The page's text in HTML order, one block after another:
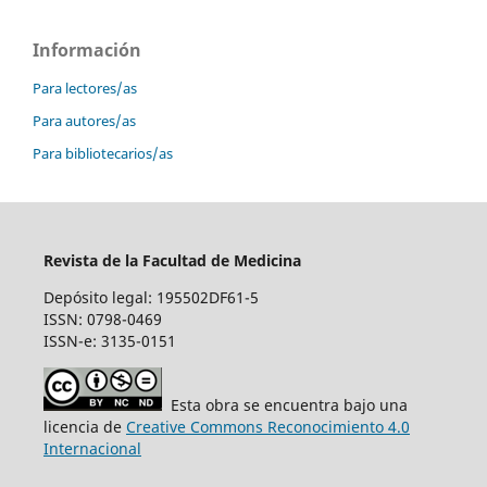
Información
Para lectores/as
Para autores/as
Para bibliotecarios/as
Revista de la Facultad de Medicina
Depósito legal: 195502DF61-5
ISSN: 0798-0469
ISSN-e: 3135-0151
Esta obra se encuentra bajo una
licencia de Creative Commons Reconocimiento 4.0
Internacional